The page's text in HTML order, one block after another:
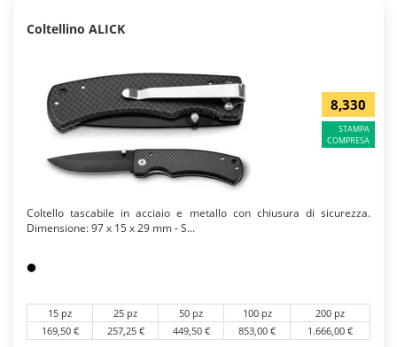
Coltellino ALICK
8,330
STAMPA
COMPRESA
Coltello tascabile in acciaio e metallo con chiusura di sicurezza.
Dimensione: 97 x 15 x 29 mm - S...
15 pz 25 pz 50 pz 100 pz
200 pz
169,50 €
257,25 € 449,50 € 853,00 € 1.666,00 €